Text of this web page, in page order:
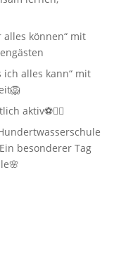
alles können“ mit
ich alles kann“ mit
aktiv⚽🏃‍♂️
besonderer Tag